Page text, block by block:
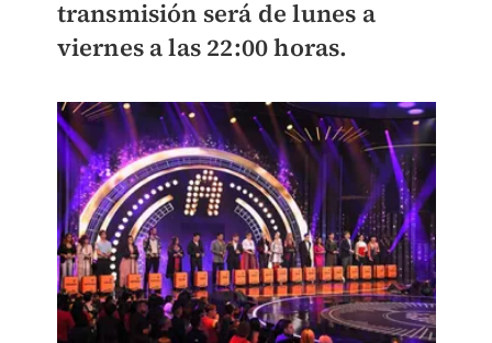
transmisión será de lunes a
viernes a las 22:00 horas.